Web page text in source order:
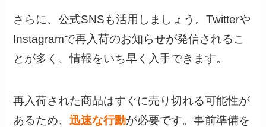
さらに、公式SNSも活用しましょう。Twitterや
Instagramで再入荷のお知らせが発信されるこ
とが多く、情報をいち早く入手できます。
再入荷された商品はすぐに売り切れる可能性が
あるため、迅速な行動が必要です。事前準備を